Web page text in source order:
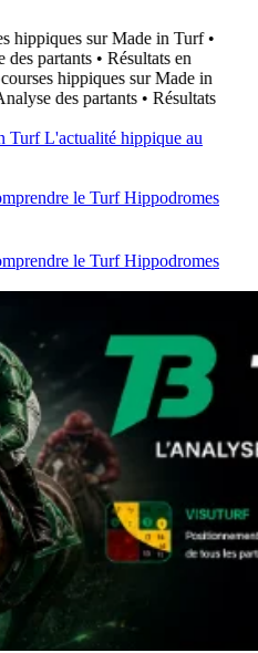
hippiques sur Made in Turf •
partants • Résultats en
hippiques sur Made in
des partants • Résultats
TurfL'actualité hippique au
le TurfHippodromes
le TurfHippodromes